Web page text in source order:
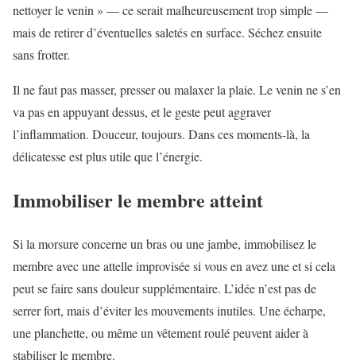
nettoyer le venin » — ce serait malheureusement trop simple —
mais de retirer d’éventuelles saletés en surface. Séchez ensuite
sans frotter.
Il ne faut pas masser, presser ou malaxer la plaie. Le venin ne s’en
va pas en appuyant dessus, et le geste peut aggraver
l’inflammation. Douceur, toujours. Dans ces moments-là, la
délicatesse est plus utile que l’énergie.
Immobiliser le membre atteint
Si la morsure concerne un bras ou une jambe, immobilisez le
membre avec une attelle improvisée si vous en avez une et si cela
peut se faire sans douleur supplémentaire. L’idée n’est pas de
serrer fort, mais d’éviter les mouvements inutiles. Une écharpe,
une planchette, ou même un vêtement roulé peuvent aider à
stabiliser le membre.